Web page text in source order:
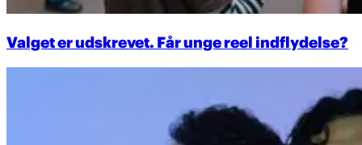
Valget er udskrevet. Får unge reel indflydelse?